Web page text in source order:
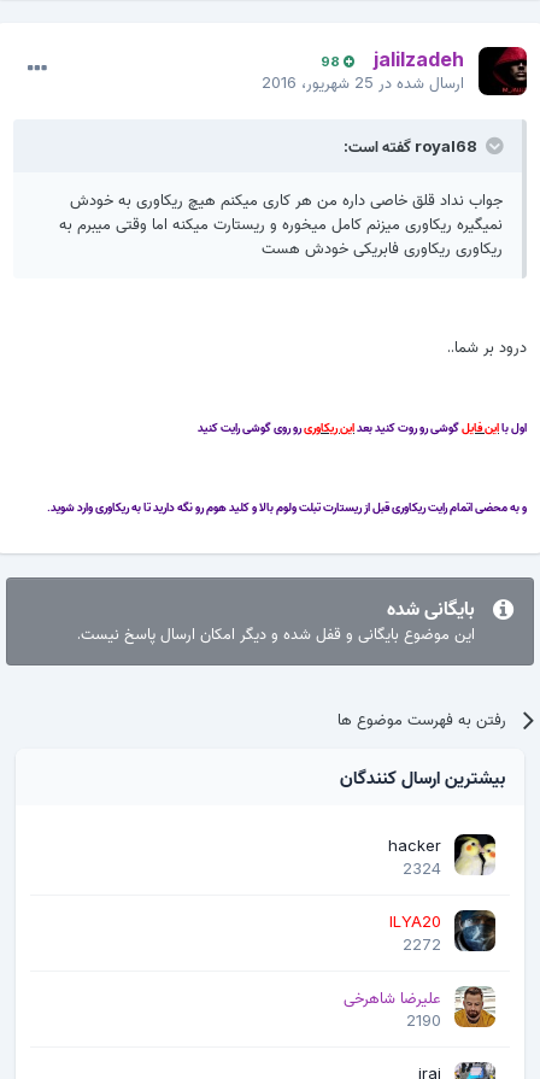
jalilzadeh
98
ارسال شده در25 شهریور، 2016
royal68 گفته است:
جواب نداد قلق خاصی داره من هر کاری میکنم هیچ ریکاوری به خودش
نمیگیره ریکاوری میزنم کامل میخوره و ریستارت میکنه اما وقتی میبرم به
ریکاوری ریکاوری فابریکی خودش هست
درود بر شما..
اول بااین فایلگوشی رو روت کنید بعداین ریکاوریرو روی گوشی رایت کنید
و به محضی اتمام رایت ریکاوری قبل از ریستارت تبلت ولوم بالا و کلید هوم رو نگه دارید تا به ریکاوری وارد شوید.
بایگانی شده
این موضوع بایگانی و قفل شده و دیگر امکان ارسال پاسخ نیست.
رفتن به فهرست موضوع ها
بیشترین ارسال کنندگان
hacker
2324
ILYA20
2272
علیرضا شاهرخی
2190
iraj